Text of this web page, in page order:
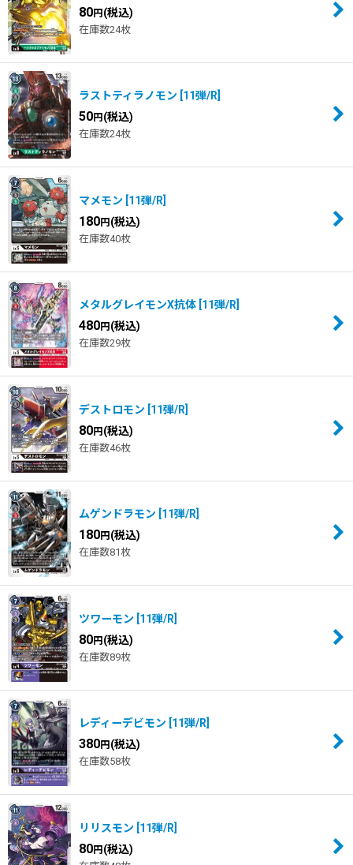
80円 (税込)
在庫数24枚
ラストティラノモン 11弾/R
50円 (税込)
在庫数24枚
マメモン 11弾/R
180円 (税込)
在庫数40枚
メタルグレイモンX抗体 11弾/R
480円 (税込)
在庫数29枚
デストロモン 11弾/R
80円 (税込)
在庫数46枚
ムゲンドラモン 11弾/R
180円 (税込)
在庫数81枚
ツワーモン 11弾/R
80円 (税込)
在庫数89枚
レディーデビモン 11弾/R
380円 (税込)
在庫数58枚
リリスモン 11弾/R
80円 (税込)